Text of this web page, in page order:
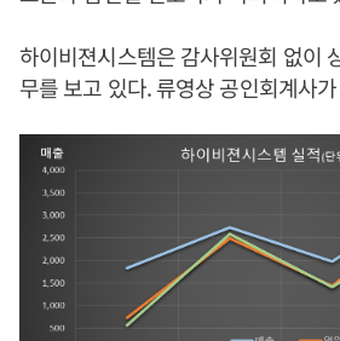
하이비젼시스템은 감사위원회 없이
무를 보고 있다. 류영상 공인회계사